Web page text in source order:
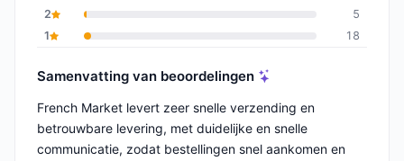
2
5
1
18
Samenvatting van beoordelingen
French Market levert zeer snelle verzending en
betrouwbare levering, met duidelijke en snelle
communicatie, zodat bestellingen snel aankomen en